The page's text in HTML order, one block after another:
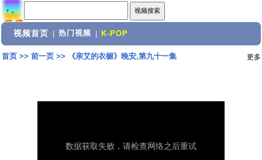
视频首页 热门视频 K-POP
首页>> 前一页>> 《亲艾的衣橱》晚安,第九十一集 更多